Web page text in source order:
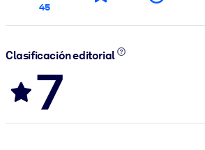
45
Clasificación editorial
7